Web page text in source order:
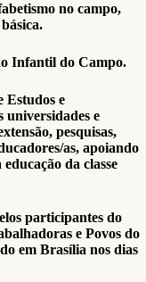
no campo,
Infantil do Campo.
Estudos e
universidades e
pesquisas,
as, apoiando
da classe
participantes do
e Povos do
em Brasília nos dias